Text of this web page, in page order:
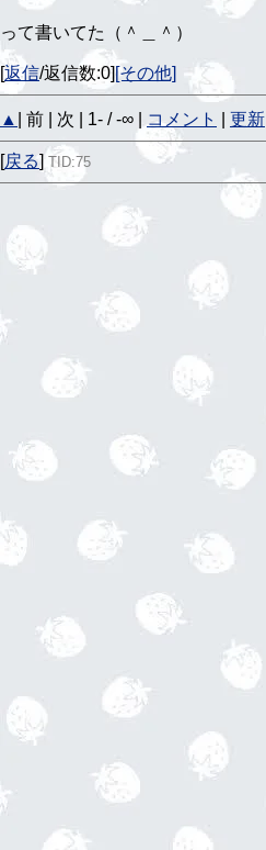
って書いてた（＾＿＾）
[返信/返信数:0] [その他]
▲ | 前 | 次 | 1- / -∞ | コメント 更新
[戻る] TID:75